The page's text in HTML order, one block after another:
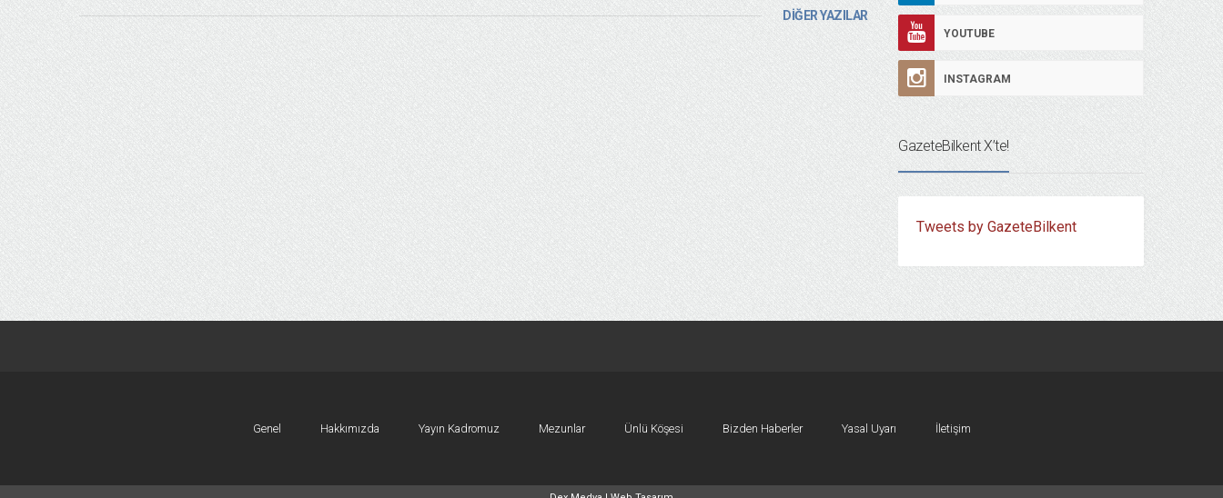
DİĞER YAZILAR
YOUTUBE
INSTAGRAM
GazeteBilkent X’te!
Tweets by GazeteBilkent
Genel Hakkımızda Yayın Kadromuz Mezunlar Ünlü Köşesi Bizden Haberler Yasal Uyarı İletişim